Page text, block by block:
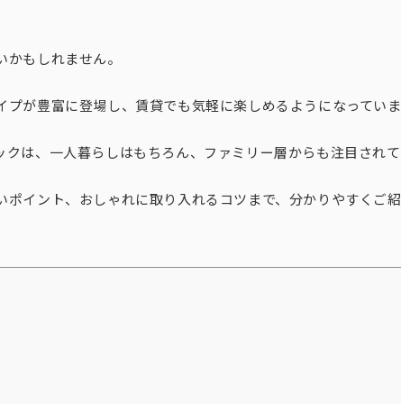
かもしれません。
プが豊富に登場し、賃貸でも気軽に楽しめるようになっていま
は、一人暮らしはもちろん、ファミリー層からも注目されて
イント、おしゃれに取り入れるコツまで、分かりやすくご紹